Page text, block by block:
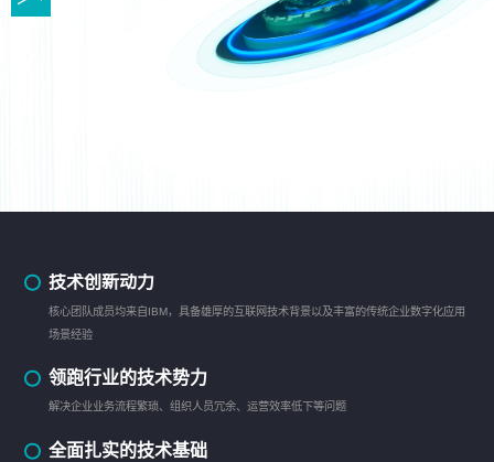
技术创新动力
核心团队成员均来自IBM，具备雄厚的互联网技术背景以及丰富的传统企业数字化应用
场景经验
领跑行业的技术势力
解决企业业务流程繁琐、组织人员冗余、运营效率低下等问题
全面扎实的技术基础